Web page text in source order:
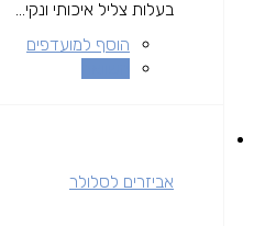
בעלות צליל איכותי ונקי...
הוסף למועדפים
אביזרים לסלולר